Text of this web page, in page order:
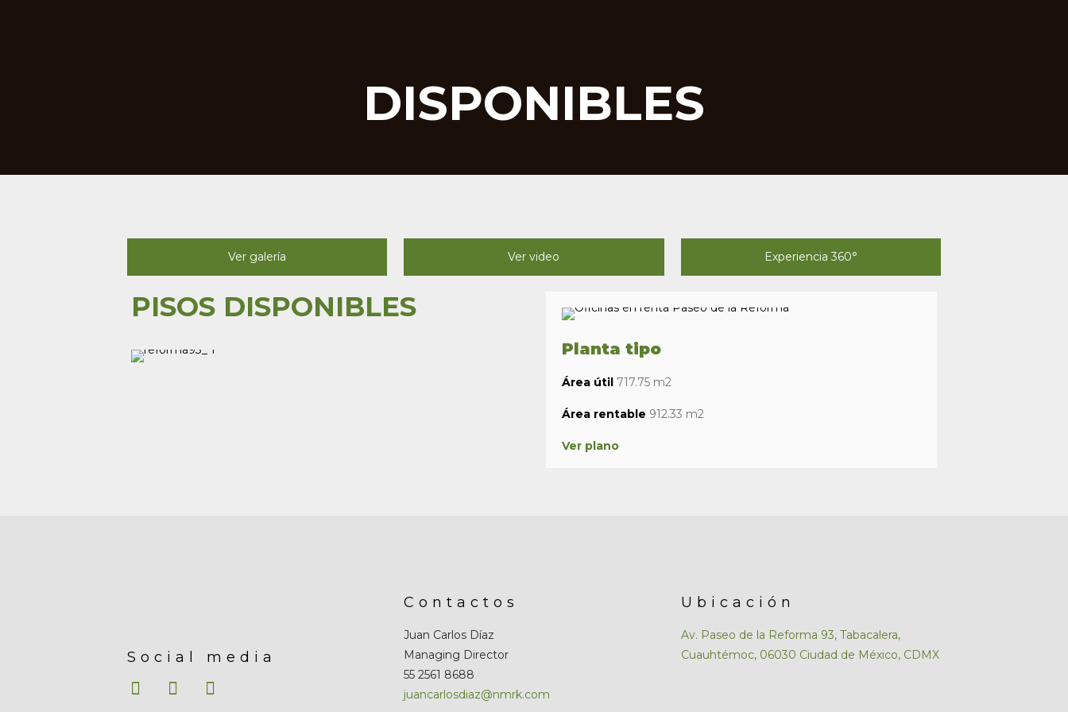
DISPONIBLES
Ver galería Ver video Experiencia 360°
PISOS DISPONIBLES
Planta tipo
Área útil 717.75 m2
Área rentable 912.33 m2
Ver plano
Social media
Contactos
Juan Carlos Díaz
Managing Director
55 2561 8688
juancarlosdiaz@nmrk.com
Ubicación
Av. Paseo de la Reforma 93, Tabacalera,
Cuauhtémoc, 06030 Ciudad de México, CDMX